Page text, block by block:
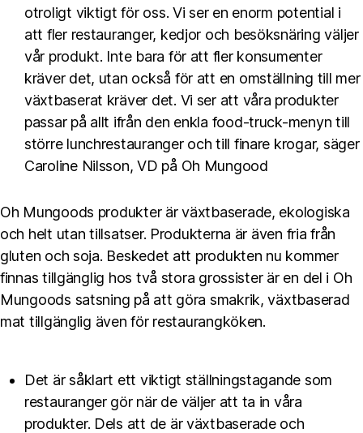
otroligt viktigt för oss. Vi ser en enorm potential i
att fler restauranger, kedjor och besöksnäring väljer
vår produkt. Inte bara för att fler konsumenter
kräver det, utan också för att en omställning till mer
växtbaserat kräver det. Vi ser att våra produkter
passar på allt ifrån den enkla food-truck-menyn till
större lunchrestauranger och till finare krogar, säger
Caroline Nilsson, VD på Oh Mungood
Oh Mungoods produkter är växtbaserade, ekologiska
och helt utan tillsatser. Produkterna är även fria från
gluten och soja. Beskedet att produkten nu kommer
finnas tillgänglig hos två stora grossister är en del i Oh
Mungoods satsning på att göra smakrik, växtbaserad
mat tillgänglig även för restaurangköken.
Det är såklart ett viktigt ställningstagande som
restauranger gör när de väljer att ta in våra
produkter. Dels att de är växtbaserade och